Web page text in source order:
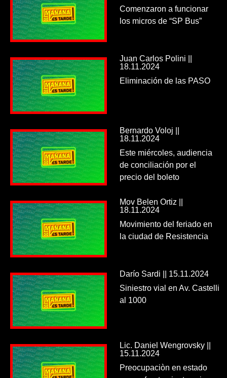
Comenzaron a funcionar
los micros de “SP Bus”
Juan Carlos Polini ||
18.11.2024
Eliminación de las PASO
Bernardo Voloj ||
18.11.2024
Este miércoles, audiencia
de conciliación por el
precio del boleto
Mov Belen Ortiz ||
18.11.2024
Movimiento del feriado en
la ciudad de Resistencia
Darío Sardi || 15.11.2024
Siniestro vial en Av. Castelli
al 1000
Lic. Daniel Wengrovsky ||
15.11.2024
Preocupaciòn en estado